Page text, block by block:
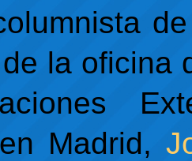
la oficina
Madrid,